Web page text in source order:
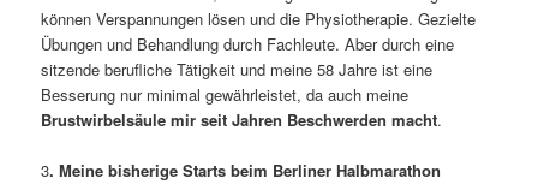
können Verspannungen lösen und die Physiotherapie. Gezielte
Übungen und Behandlung durch Fachleute. Aber durch eine
sitzende berufliche Tätigkeit und meine 58 Jahre ist eine
Besserung nur minimal gewährleistet, da auch meine
Brustwirbelsäule mir seit Jahren Beschwerden macht.
3. Meine bisherige Starts beim Berliner Halbmarathon